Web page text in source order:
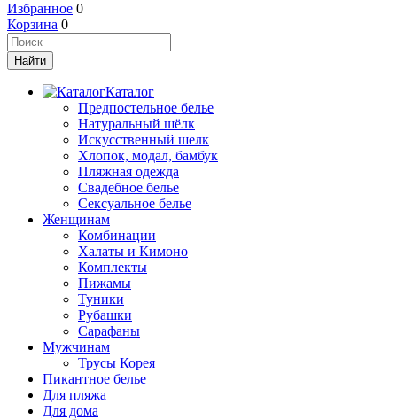
Избранное 0
Корзина 0
Каталог
Предпостельное белье
Натуральный шёлк
Искусственный шелк
Хлопок, модал, бамбук
Пляжная одежда
Свадебное белье
Сексуальное белье
Женщинам
Комбинации
Халаты и Кимоно
Комплекты
Пижамы
Туники
Рубашки
Сарафаны
Мужчинам
Трусы Корея
Пикантное белье
Для пляжа
Для дома